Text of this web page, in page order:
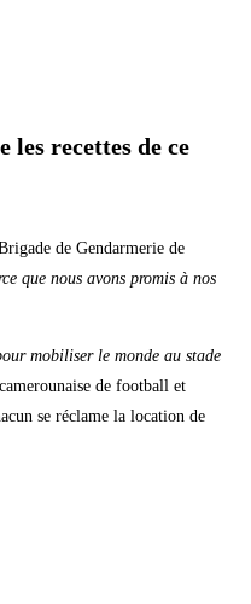
les recettes de ce
de Gendarmerie de
que nous avons promis à nos
mobiliser le monde au stade
de football et
se réclame la location de